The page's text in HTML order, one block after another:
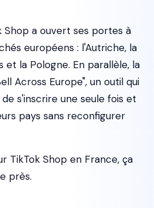
Shop a ouvert ses portes à
européens : l'Autriche, la
et la Pologne. En parallèle, la
Across Europe", un outil qui
s'inscrire une seule fois et
pays sans reconfigurer
TikTok Shop en France, ça
près.